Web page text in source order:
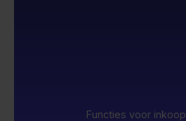
Functies voor